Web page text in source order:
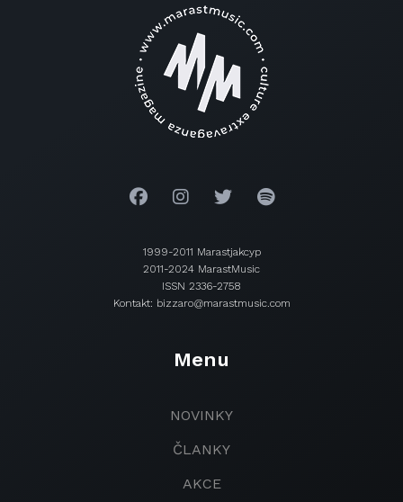
1999-2011 Marastjakcyp
2011-2024 MarastMusic
ISSN 2336-2758
Kontakt: bizzaro@marastmusic.com
Menu
NOVINKY
ČLANKY
AKCE